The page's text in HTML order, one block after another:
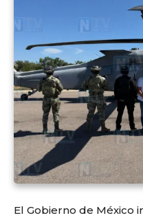
El Gobierno de México